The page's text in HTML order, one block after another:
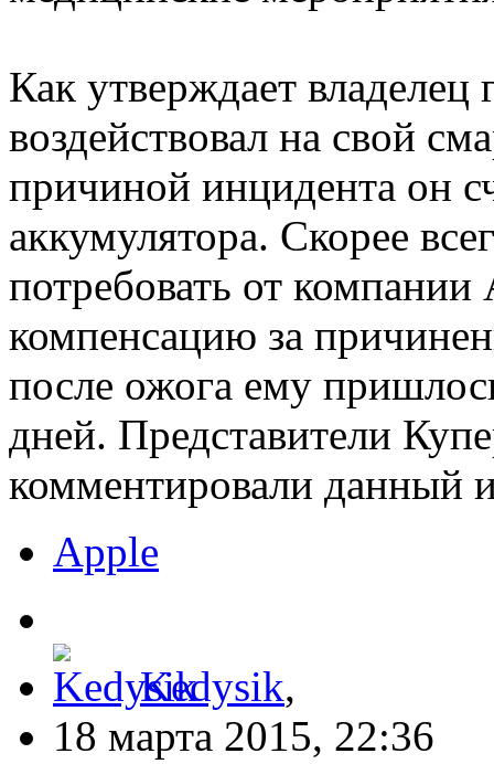
Как утверждает владелец
воздействовал на свой
причиной инцидента он
аккумулятора. Скорее
потребовать от
компенсацию за
после ожога ему
дней. Представители
комментировали данный
Apple
Kedysik,
18 марта 2015, 22:36